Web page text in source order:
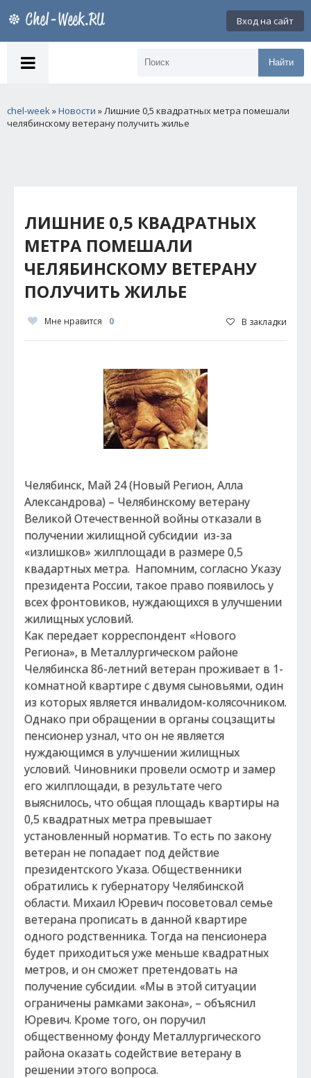
Вход на сайт
Найти
chel-week»Новости » Лишние 0,5 квадратных метра помешали
челябинскому ветерану получить жилье
ЛИШНИЕ 0,5 КВАДРАТНЫХ
МЕТРА ПОМЕШАЛИ
ЧЕЛЯБИНСКОМУ ВЕТЕРАНУ
ПОЛУЧИТЬ ЖИЛЬЕ
Мне нравится 0 В закладки
Челябинск, Май 24 (Новый Регион, Алла
Александрова) – Челябинскому ветерану
Великой Отечественной войны отказали в
получении жилищной субсидии из-за
«излишков» жилплощади в размере 0,5
квадартных метра. Напомним, согласно Указу
президента России, такое право появилось у
всех фронтовиков, нуждающихся в улучшении
жилищных условий.
Как передает корреспондент «Нового
Региона», в Металлургическом районе
Челябинска 86-летний ветеран проживает в 1-
комнатной квартире с двумя сыновьями, один
из которых является инвалидом-колясочником.
Однако при обращении в органы соцзащиты
пенсионер узнал, что он не является
нуждающимся в улучшении жилищных
условий. Чиновники провели осмотр и замер
его жилплощади, в результате чего
выяснилось, что общая площадь квартиры на
0,5 квадратных метра превышает
установленный норматив. То есть по закону
ветеран не попадает под действие
президентского Указа. Общественники
обратились к губернатору Челябинской
области. Михаил Юревич посоветовал семье
ветерана прописать в данной квартире
одного родственника. Тогда на пенсионера
будет приходиться уже меньше квадратных
метров, и он сможет претендовать на
получение субсидии. «Мы в этой ситуации
ограничены рамками закона», – объяснил
Юревич. Кроме того, он поручил
общественному фонду Металлургического
района оказать содействие ветерану в
решении этого вопроса.